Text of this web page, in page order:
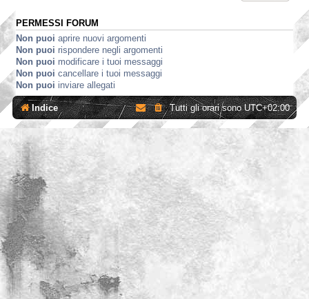
PERMESSI FORUM
Non puoi aprire nuovi argomenti
Non puoi rispondere negli argomenti
Non puoi modificare i tuoi messaggi
Non puoi cancellare i tuoi messaggi
Non puoi inviare allegati
Indice Tutti gli orari sonoUTC+02:00